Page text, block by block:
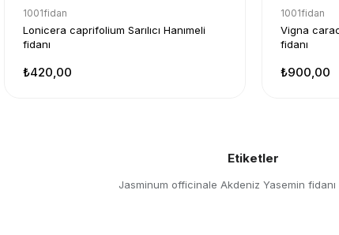
1001fidan
Lonicera caprifolium Sarılıcı Hanımeli
fidanı
₺420,00
1001fidan
Vigna
fidanı
₺900,00
Etiketler
Jasminum officinale Akdeniz Yasemin